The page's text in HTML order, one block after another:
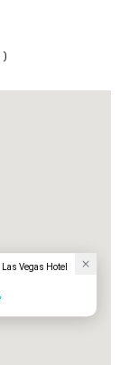
)
Vegas Hotel